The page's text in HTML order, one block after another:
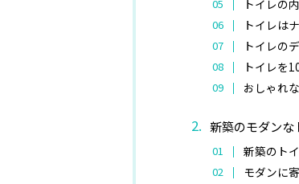
トイレの
トイレは
トイレの
トイレを
おしゃれ
新築のモダン
新築のト
モダンに